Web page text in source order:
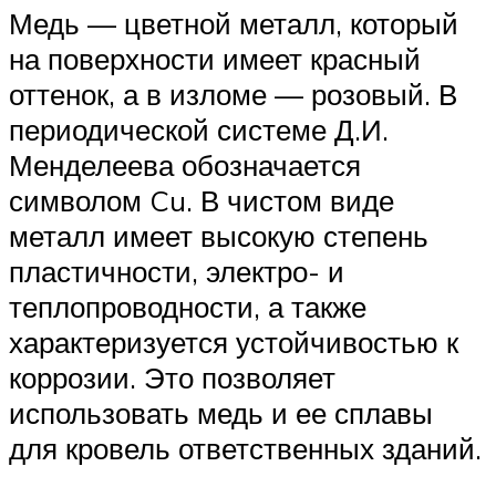
Медь — цветной металл, который
на поверхности имеет красный
оттенок, а в изломе — розовый. В
периодической системе Д.И.
Менделеева обозначается
символом Cu. В чистом виде
металл имеет высокую степень
пластичности, электро- и
теплопроводности, а также
характеризуется устойчивостью к
коррозии. Это позволяет
использовать медь и ее сплавы
для кровель ответственных зданий.